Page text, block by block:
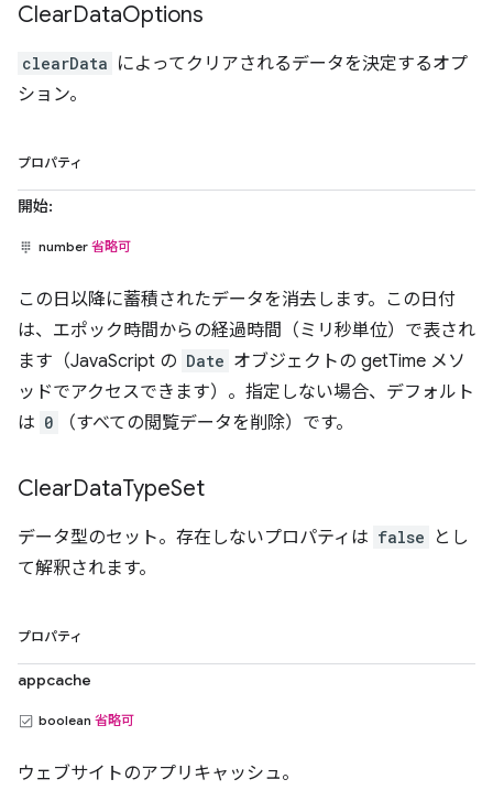
ClearDataOptions
clearData によってクリアされるデータを決定するオプ
ション。
プロパティ
開始:
number 省略可
この日以降に蓄積されたデータを消去します。この日付
は、エポック時間からの経過時間（ミリ秒単位）で表され
ます（JavaScript の Date オブジェクトの getTime メソ
ッドでアクセスできます）。指定しない場合、デフォルト
は 0 （すべての閲覧データを削除）です。
ClearDataTypeSet
データ型のセット。存在しないプロパティは false
とし
て解釈されます。
プロパティ
appcache
boolean 省略可
ウェブサイトのアプリキャッシュ。